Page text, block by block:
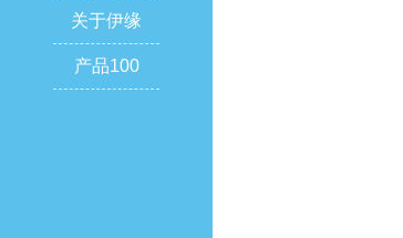
关于伊缘
产品100